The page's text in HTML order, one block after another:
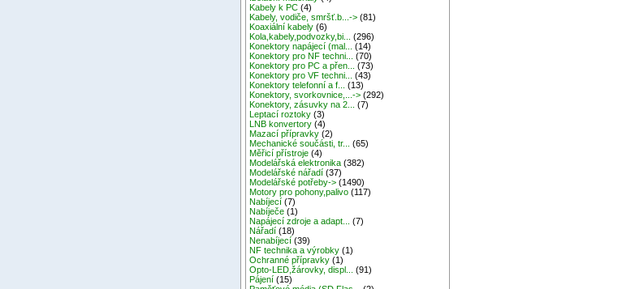
Kabely k PC (4)
Kabely, vodiče, smršť.b...-> (81)
Koaxiální kabely (6)
Kola,kabely,podvozky,bi...
(296)
Konektory napájecí (mal...
(14)
Konektory pro NF techni...
(70)
Konektory pro PC a přen...
(73)
Konektory pro VF techni...
(43)
Konektory telefonní a f...
(13)
Konektory, svorkovnice,...-> (292)
Konektory, zásuvky na 2...
(7)
Leptací roztoky (3)
LNB konvertory (4)
Mazací přípravky (2)
Mechanické součásti, tr...
(65)
Měřicí přístroje (4)
Modelářská elektronika (382)
Modelářské nářadí (37)
Modelářské potřeby-> (1490)
Motory pro pohony,palivo (117)
Nabíjecí (7)
Nabíječe (1)
Napájecí zdroje a adapt...
(7)
Nářadí (18)
Nenabíjecí (39)
NF technika a výrobky (1)
Ochranné přípravky (1)
Opto-LED,žárovky, displ...
(91)
Pájení (15)